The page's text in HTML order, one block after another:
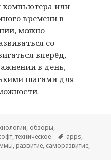
компьютера или
времени в
можно
со
вперёд,
в день,
шагами для
, обзоры,
,техническое Tags
apps,
, развитие, саморазвитие,